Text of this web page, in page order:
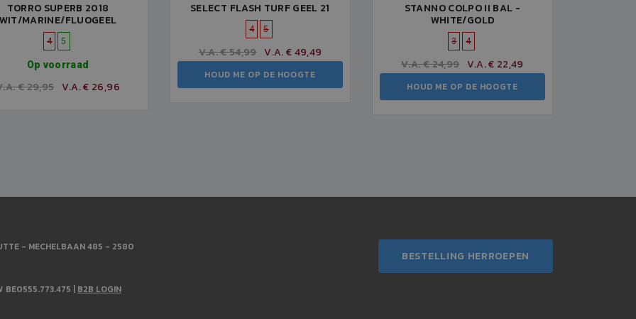
TORRO SUPERB 2018
MARINE/FLUOGEEL
4 5
Op voorraad
€ 29,95 V.A. € 26,96
SELECT FLASH TURF GEEL 21
4 5
V.A. € 54,99 V.A. € 49,49
HOUD ME OP DE HOOGTE
STANNO COLPO II BAL -
WHITE/GOLD
3 4
V.A. € 24,99 V.A. € 22,49
HOUD ME OP DE HOOGTE
- MECHELBAAN 485 - 2580
BE0555.773.475 | B2B LOGIN
BESTELLING HERROEPEN